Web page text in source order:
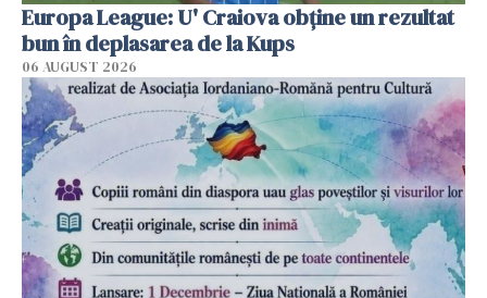
Europa League: U' Craiova obține un rezultat
bun în deplasarea de la Kups
06 AUGUST 2026